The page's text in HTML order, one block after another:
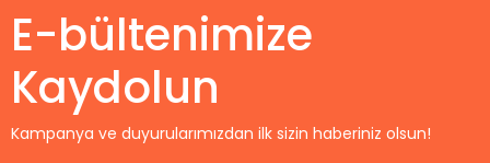
E-bültenimize
Kaydolun
Kampanya ve duyurularımızdan ilk sizin haberiniz olsun!